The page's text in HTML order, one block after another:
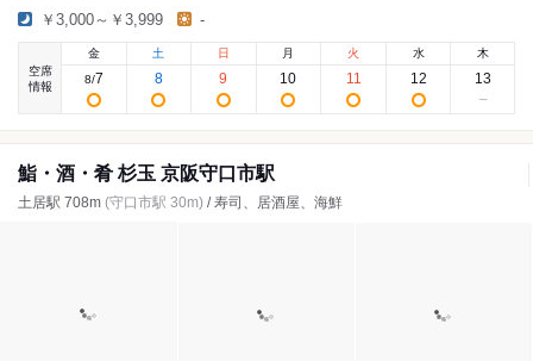
￥3,000～￥3,999 -
空席
情報
金
8/7
土
8
日
9
月
10
火
11
水
12
木
13
鮨・酒・肴 杉玉 京阪守口市駅
土居駅 708m (守口市駅 30m) / 寿司、居酒屋、海鮮